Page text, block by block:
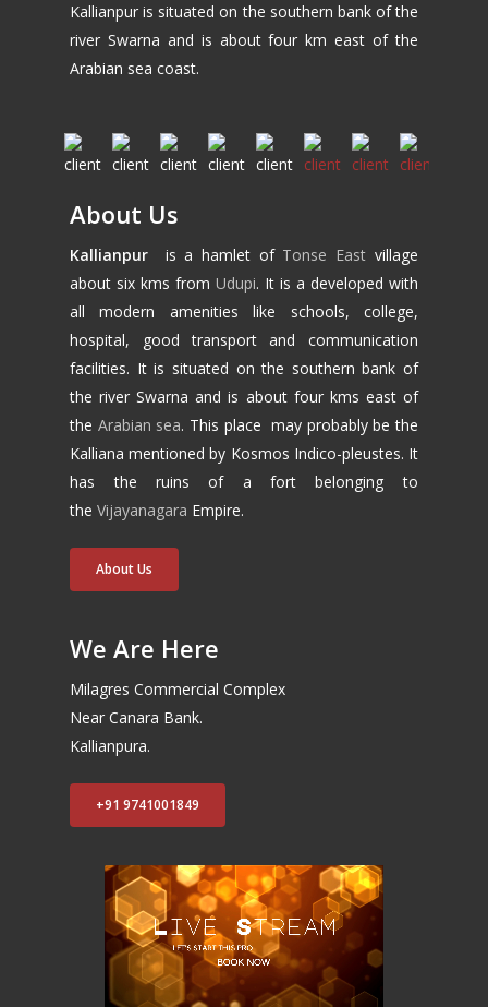
Kallianpur is situated on the southern bank of the
river Swarna and is about four km east of the
Arabian sea coast.
About Us
Kallianpur is a hamlet of Tonse East village
about six kms fromUdupi. It is a developed with
all modern amenities like schools, college,
hospital, good transport and communication
facilities. It is situated on the southern bank of
the river Swarna and is about four kms east of
the Arabian sea. This place may probably be the
Kalliana mentioned by Kosmos Indico-pleustes. It
has the ruins of a fort belonging to
theVijayanagara Empire.
About Us
We Are Here
Milagres Commercial Complex
Near Canara Bank.
Kallianpura.
+91 9741001849